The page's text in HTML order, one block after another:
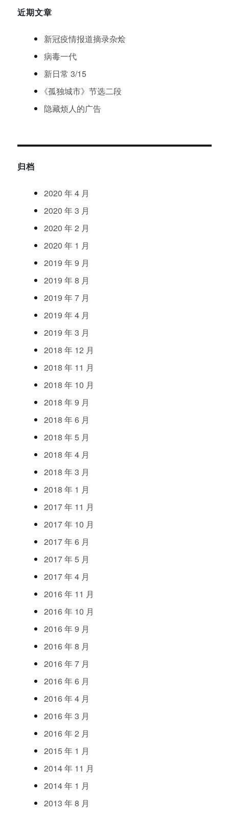
近期文章
新冠疫情报道摘录杂烩
病毒一代
新日常 3/15
《孤独城市》 节选二段
隐藏烦人的广告
归档
2020 年4 月
2020 年3 月
2020 年2 月
2020 年 1 月
2019 年9 月
2019 年8 月
2019 年7 月
2019 年4 月
2019 年3 月
2018 年 12 月
2018 年 11 月
2018 年 10 月
2018 年9 月
2018 年6 月
2018 年5 月
2018 年4 月
2018 年3 月
2018 年 1 月
2017年 11 月
2017年 10 月
2017年6 月
2017年5 月
2017年4 月
2016年 11 月
2016年 10 月
2016年9 月
2016年8 月
2016年7 月
2016年6 月
2016年4 月
2016年3 月
2016年2 月
2015年 1 月
2014年 11 月
2014年 1 月
2013 年8 月